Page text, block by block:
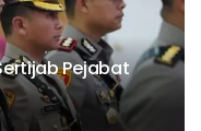
Pejabat